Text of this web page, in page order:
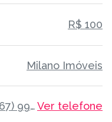
R$ 100
Milano Imóveis
(67) 99839-0315Ver telefone